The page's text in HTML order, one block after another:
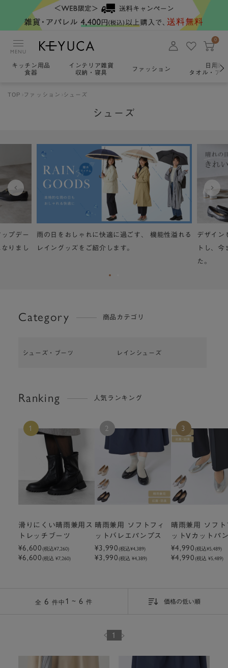
MENU
0
キッチン用品
食器
インテリア雑貨
収納・寝具
ファッション
日用雑
タオル・ア
TOP ファッション シューズ
シューズ
プデー
りまし
雨の日をおしゃれに快適に過ごす、 機能性溢れる
レイングッズをご紹介します。
デザイン
トし、
た。
Category 商品カテゴリ
シューズ・ブーツ レインシューズ
Ranking 人気ランキング
1
滑りにくい晴雨兼用ス
トレッチブーツ
¥6,600(税込¥7,260)
¥6,600(税込 ¥7,260)
2
晴雨兼用 ソフトフィ
ットバレエパンプス
¥3,990(税込¥4,389)
¥3,990(税込 ¥4,389)
3
晴雨兼用 ソフト
ットVカットパ
¥4,990(税込¥5,489)
¥4,990(税込 ¥5,489)
全 6 件中 1 ~ 6 件
1
価格の低い順